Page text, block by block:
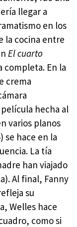
llegar a
en los
la cocina entre
El cuarto
completa. En la
crema
hecha al
varios planos
se hace en la
La tía
han viajado
Al final, Fanny
su
Welles hace
como si